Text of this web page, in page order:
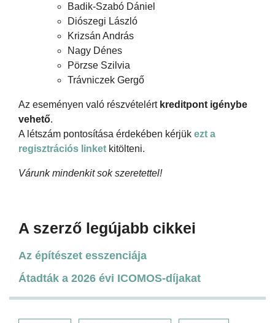
Badik-Szabó Dániel
Diószegi László
Krizsán András
Nagy Dénes
Pörzse Szilvia
Trávniczek Gergő
Az eseményen való részvételért kreditpont igénybe
vehető.
A létszám pontosítása érdekében kérjük ezt a
regisztrációs linket kitölteni.
Várunk mindenkit sok szeretettel!
A szerző legújabb cikkei
Az építészet esszenciája
Átadták a 2026 évi ICOMOS-díjakat